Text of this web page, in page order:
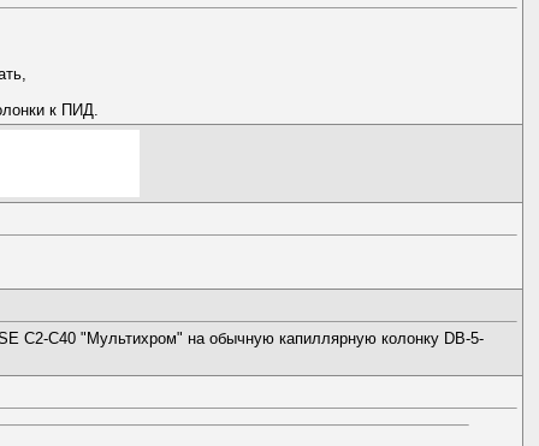
к ПИД.
C2-C40 "Мультихром" на обычную капиллярную колонку DB-5-